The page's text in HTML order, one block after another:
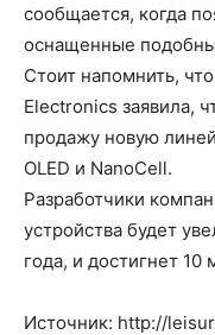
сообщается, когда
оснащенные
Стоит напомнить,
Electronics заявила,
продажу новую
OLED и NanoCell.
Разработчики
устройства будет
года, и достигнет 10
Источник: http://